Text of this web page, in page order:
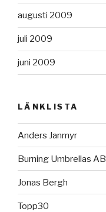
augusti 2009
juli 2009
juni 2009
LÄNKLISTA
Anders Janmyr
Burning Umbrellas AB
Jonas Bergh
Topp30